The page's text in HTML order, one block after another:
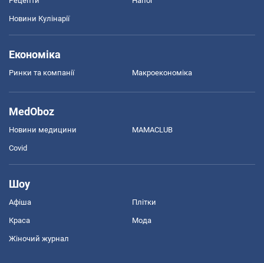
Новини Кулінарії
Економіка
Ринки та компанії Макроекономіка
MedOboz
Новини медицини MAMACLUB
Covid
Шоу
Афіша Плітки
Краса Мода
Жіночий журнал